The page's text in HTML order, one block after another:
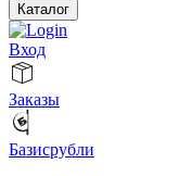
Каталог
Вход
Заказы
Базисрубли